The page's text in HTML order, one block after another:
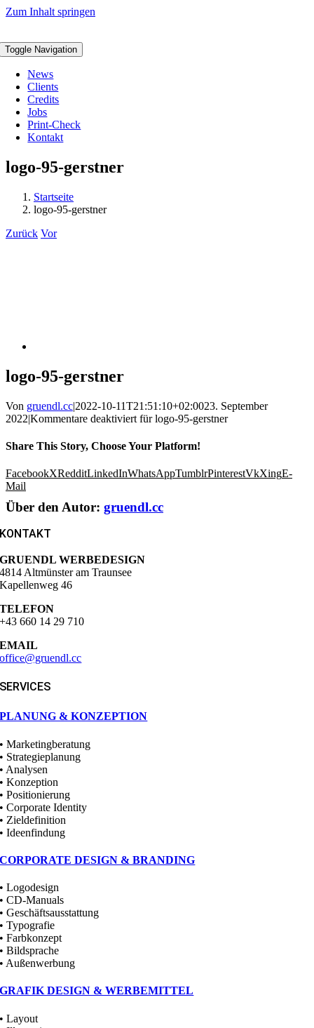
Zum Inhalt springen
Toggle Navigation
News
Clients
Credits
Jobs
Print-Check
Kontakt
logo-95-gerstner
Startseite
logo-95-gerstner
Zurück Vor
logo-95-gerstner
Von gruendl.cc|2022-10-11T21:51:10+02:0023. September
2022|Kommentare deaktiviert für logo-95-gerstner
Share This Story, Choose Your Platform!
FacebookXRedditLinkedInWhatsAppTumblrPinterestVkXingE-
Mail
Über den Autor: gruendl.cc
KONTAKT
GRUENDL WERBEDESIGN
4814 Altmünster am Traunsee
Kapellenweg 46
TELEFON
+43 660 14 29 710
EMAIL
office@gruendl.cc
SERVICES
PLANUNG & KONZEPTION
• Marketingberatung
• Strategieplanung
• Analysen
• Konzeption
• Positionierung
• Corporate Identity
• Zieldefinition
• Ideenfindung
CORPORATE DESIGN & BRANDING
• Logodesign
• CD-Manuals
• Geschäftsausstattung
• Typografie
• Farbkonzept
• Bildsprache
• Außenwerbung
GRAFIK DESIGN & WERBEMITTEL
• Layout